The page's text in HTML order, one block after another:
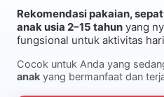
Rekomendasi pakaian,
anak usia 2–15 tahun yang
fungsional untuk aktivitas
Cocok untuk Anda yang
anak yang bermanfaat dan